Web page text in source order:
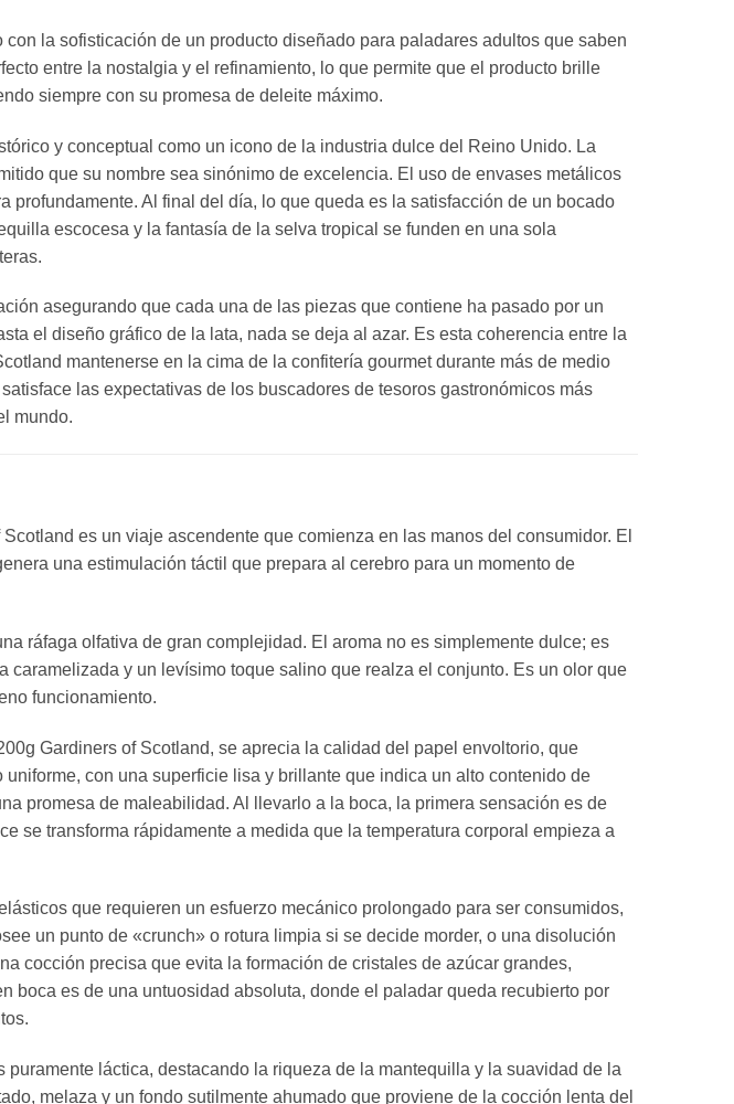
la sofisticación de un producto diseñado para paladares adultos que saben
entre la nostalgia y el refinamiento, lo que permite que el producto brille
siempre con su promesa de deleite máximo.
y conceptual como un icono de la industria dulce del Reino Unido. La
que su nombre sea sinónimo de excelencia. El uso de envases metálicos
Al final del día, lo que queda es la satisfacción de un bocado
escocesa y la fantasía de la selva tropical se funden en una sola
asegurando que cada una de las piezas que contiene ha pasado por un
el diseño gráfico de la lata, nada se deja al azar. Es esta coherencia entre la
mantenerse en la cima de la confitería gourmet durante más de medio
las expectativas de los buscadores de tesoros gastronómicos más
mundo.
es un viaje ascendente que comienza en las manos del consumidor. El
una estimulación táctil que prepara al cerebro para un momento de
ráfaga olfativa de gran complejidad. El aroma no es simplemente dulce; es
y un levísimo toque salino que realza el conjunto. Es un olor que
funcionamiento.
Gardiners of Scotland, se aprecia la calidad del papel envoltorio, que
con una superficie lisa y brillante que indica un alto contenido de
promesa de maleabilidad. Al llevarlo a la boca, la primera sensación es de
se transforma rápidamente a medida que la temperatura corporal empieza a
que requieren un esfuerzo mecánico prolongado para ser consumidos,
un punto de «crunch» o rotura limpia si se decide morder, o una disolución
cocción precisa que evita la formación de cristales de azúcar grandes,
boca es de una untuosidad absoluta, donde el paladar queda recubierto por
láctica, destacando la riqueza de la mantequilla y la suavidad de la
melaza y un fondo sutilmente ahumado que proviene de la cocción lenta del